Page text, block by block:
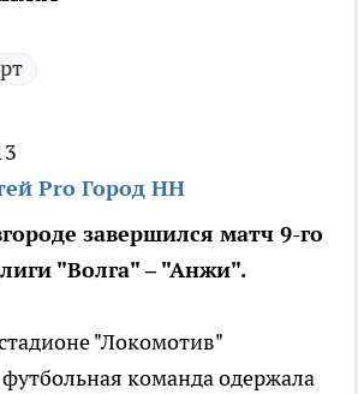
Pro Город НН
завершился матч 9-го
"Волга" – "Анжи".
"Локомотив"
команда одержала